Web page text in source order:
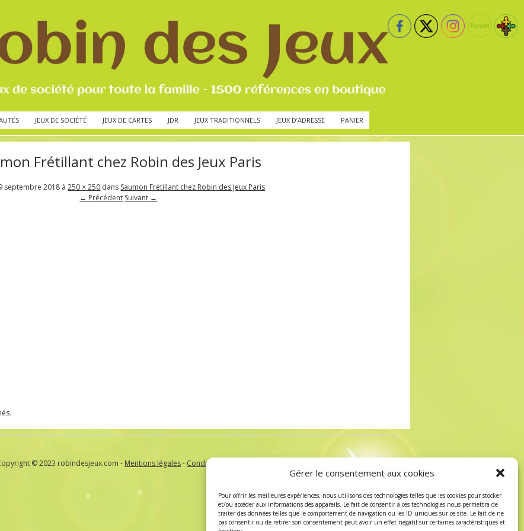
Gérer le consentement aux cookies
Pour offrir les meilleures expériences, nous utilisons des technologies telles que les cookies pour stocker
et/ou accéder aux informations des appareils. Le fait de consentir à ces technologies nous permettra de
traiter des données telles que le comportement de navigation ou les ID uniques sur ce site. Le fait de ne
pas consentir ou de retirer son consentement peut avoir un effet négatif sur certaines caractéristiques et
JEUX DE SOCIÉTÉ JEUX DE CARTES JDR JEUX TRADITIONNELS JEUX D’ADRESSE PANIER
Frétillant chez Robin des Jeux Paris
septembre 2018 à250 × 250 dans Saumon Frétillant chez Robin des Jeux Paris
← Précédent Suivant →
© 2023 robindesjeux.com - Mentions légales- Conditions Générales de Vente